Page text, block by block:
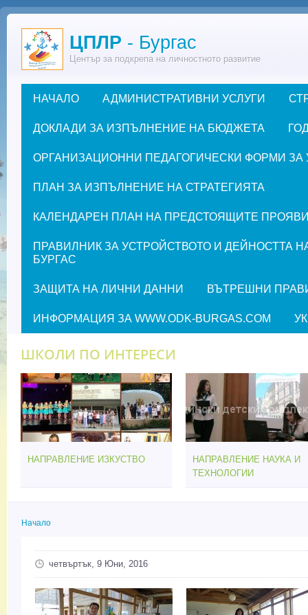
Премини към основното съдържание
ЦПЛР - Бургас
Център за подкрепа на личностното развитие
Основно меню
НАЧАЛО АДМИНИСТРАТИВНИ УСЛУГИ
ДОКЛАДИ ЗА ИЗПЪЛНЕНИЕ НА БЮДЖЕТА
ОРГАНИЗАЦИОННИ ПЕДАГОГИЧЕСКИ ФОРМИ ЗА
ПЛАН ЗА ИЗПЪЛНЕНИЕ НА СТРАТЕГИЯТА
КАЛЕНДАРЕН ПЛАН НА ПРЕДСТОЯЩИТЕ ПРОЯВИ
ПРАВИЛНИК ЗА УСТРОЙСТВОТО И ДЕЙНОСТТА
БУРГАС
ЗАЩИТА НА ЛИЧНИ ДАННИ ВЪТРЕШНИ
ИНФОРМАЦИЯ ЗА WWW.ODK-BURGAS.COM
ШКОЛИ ПО ИНТЕРЕСИ
НАПРАВЛЕНИЕ ИЗКУСТВО
НАПРАВЛЕНИЕ НАУКА И
ТЕХНОЛОГИИ
Начало
четвъртък, 9 Юни, 2016